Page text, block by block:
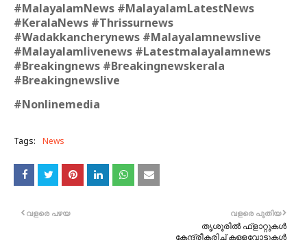
#MalayalamNews #MalayalamLatestNews
#KeralaNews #Thrissurnews
#Wadakkancherynews #Malayalamnewslive
#Malayalamlivenews #Latestmalayalamnews
#Breakingnews #Breakingnewskerala
#Breakingnewslive
#Nonlinemedia
Tags: News
വളരെ പുതിയ
തൃശൂരിൽ ഫ്‌ളാറ്റുകൾ
കേന്ദ്രീകരിച്ച് കള്ളവോട്ടുകൾ
വളരെ പഴയ